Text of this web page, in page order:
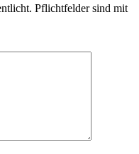
Pflichtfelder sind mit